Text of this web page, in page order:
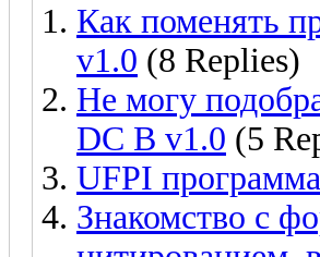
Как поменять
v1.0 (8 Replies)
Не могу
DC B v1.0 (5
UFPI
Знакомство с